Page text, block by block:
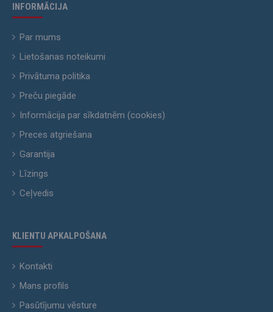
INFORMĀCIJA
Par mums
Lietošanas noteikumi
Privātuma politika
Preču piegāde
Informācija par sīkdatnēm (cookies)
Preces atgriešana
Garantija
Līzings
Ceļvedis
KLIENTU APKALPOŠANA
Kontakti
Mans profils
Pasūtījumu vēsture